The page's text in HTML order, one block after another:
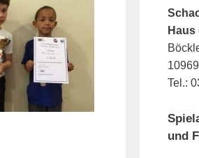
Tel.:
und